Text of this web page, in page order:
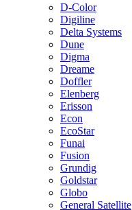
D-Color
Digiline
Delta Systems
Dune
Digma
Dreame
Doffler
Elenberg
Erisson
Econ
EcoStar
Funai
Fusion
Grundig
Goldstar
Globo
General Satellite